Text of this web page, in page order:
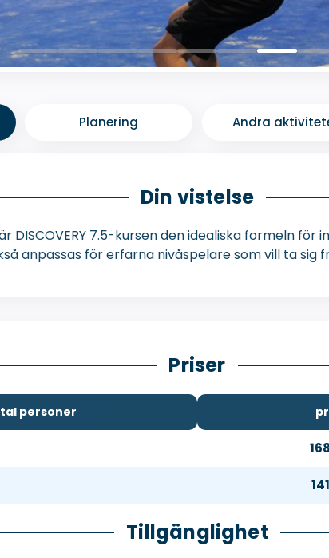
Planering Andra
Din vistelse
DISCOVERY 7.5-kursen den idealiska formeln för
anpassas för erfarna nivåspelare som vill ta sig
Priser
personer
Tillgänglighet